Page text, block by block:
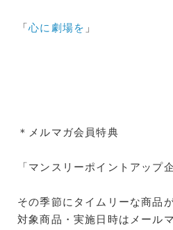
「心に劇場を 」
＊メルマガ会員特典
「マンスリーポイントアップ企
その季節にタイムリーな商品
対象商品・実施日時はメール